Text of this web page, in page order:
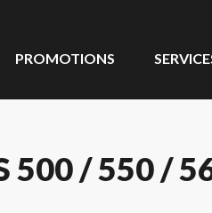
PROMOTIONS
500 / 550 /